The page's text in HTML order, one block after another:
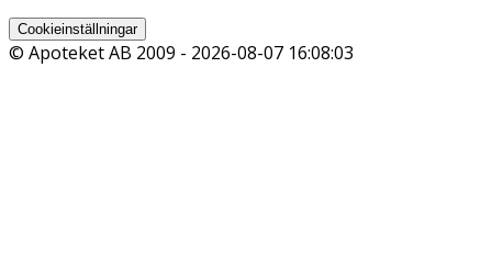
Cookieinställningar
© Apoteket AB 2009 - 2026-08-07 16:08:03